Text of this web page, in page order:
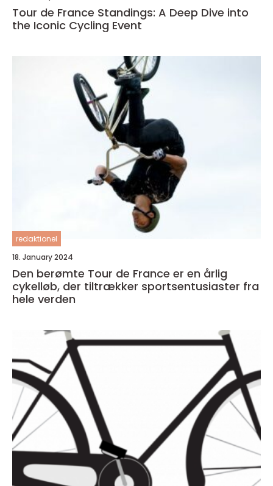
Tour de France Standings: A Deep Dive into
the Iconic Cycling Event
redaktionel
18. January 2024
Den berømte Tour de France er en årlig
cykelløb, der tiltrækker sportsentusiaster fra
hele verden